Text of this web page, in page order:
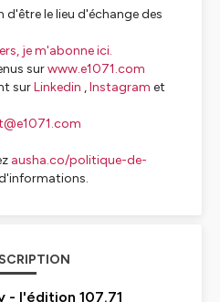
d'être le lieu d'échange des
je m'abonne ici.
surwww.e1071.com
surLinkedin ,Instagram et
ausha.co/politique-de-
- l'édition 107.71